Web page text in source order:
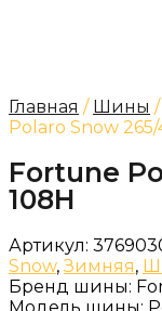
Главная / Шины /
Polaro Snow 265/
Fortune
108H
Артикул:
Snow,Зимняя,
Бренд шины: